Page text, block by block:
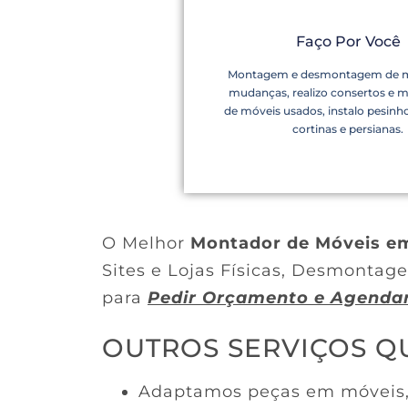
Faço Por Você
Montagem e desmontagem de
mudanças, realizo consertos e
de móveis usados, instalo
cortinas e persianas.
O Melhor Montador de Móveis
Sites e Lojas Físicas,
para Pedir Orçamento e
OUTROS SERVIÇOS
Adaptamos peças em